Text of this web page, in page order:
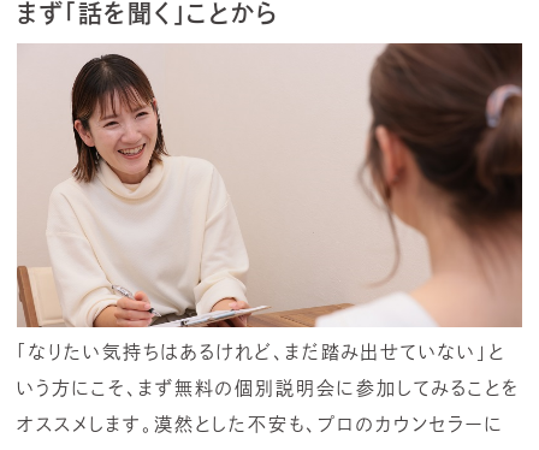
まず「話を聞く」ことから
「なりたい気持ちはあるけれど、まだ踏み出せていない」と
いう方にこそ、まず無料の個別説明会に参加してみることを
オススメします。漠然とした不安も、プロのカウンセラーに